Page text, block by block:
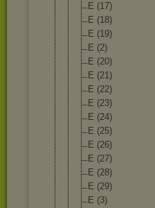
E (17)
E (18)
E (19)
E (2)
E (20)
E (21)
E (22)
E (23)
E (24)
E (25)
E (26)
E (27)
E (28)
E (29)
E (3)